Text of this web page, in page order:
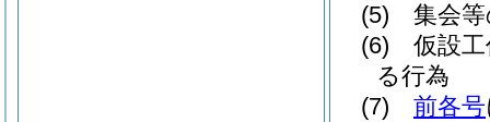
(5)
集会
(6)
仮設
る行為
(7)
前各号